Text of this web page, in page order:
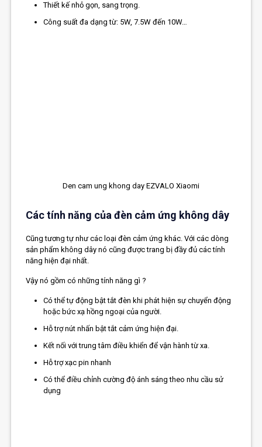
Thiết kế nhỏ gọn, sang trọng.
Công suất đa dạng từ: 5W, 7.5W đến 10W…
Den cam ung khong day EZVALO Xiaomi
Các tính năng của đèn cảm ứng không dây
Cũng tương tự như các loại đèn cảm ứng khác. Với các dòng
sản phẩm không dây nó cũng được trang bị đầy đủ các tính
năng hiện đại nhất.
Vậy nó gồm có những tính năng gì ?
Có thể tự động bật tắt đèn khi phát hiện sự chuyển động
hoặc bức xạ hồng ngoại của người.
Hỗ trợ nút nhấn bật tắt cảm ứng hiện đại.
Kết nối với trung tâm điều khiển để vận hành từ xa.
Hỗ trợ xạc pin nhanh
Có thể điều chỉnh cường độ ánh sáng theo nhu cầu sử
dụng